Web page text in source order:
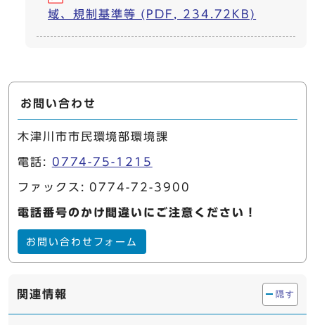
域、規制基準等 (PDF, 234.72KB)
お問い合わせ
木津川市市民環境部環境課
電話: 0774-75-1215
ファックス: 0774-72-3900
電話番号のかけ間違いにご注意ください！
お問い合わせフォーム
関連情報 隠す